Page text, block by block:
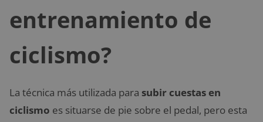
entrenamiento de
ciclismo?
La técnica más utilizada para subir cuestas en
ciclismo es situarse de pie sobre el pedal, pero esta